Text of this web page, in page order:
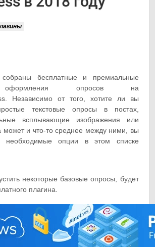
бесплатные и премиальные
оформления опросов на
Независимо от того, хотите ли вы
текстовые опросы в постах,
всплывающие изображения или
может и что-то среднее между ними, вы
необходимые опции в этом списке
некоторые базовые опросы, будет
плагина.